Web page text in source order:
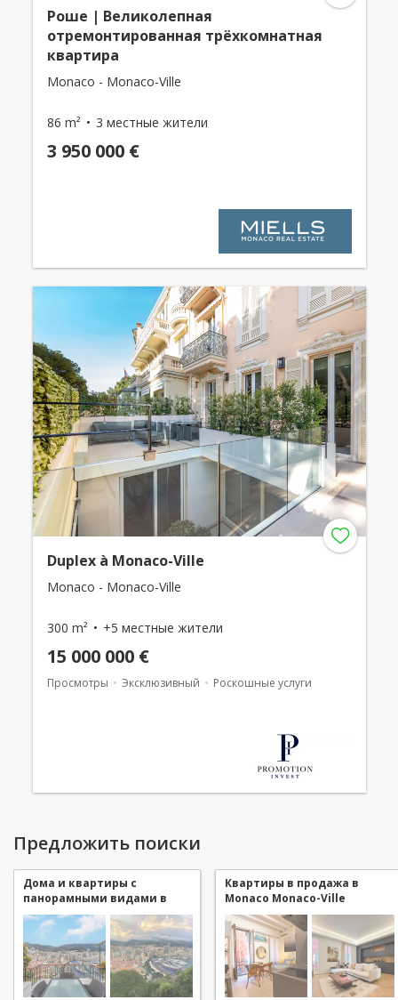
Роше | Великолепная
отремонтированная трёхкомнатная
квартира
Monaco - Monaco-Ville
86 m² 3 местные жители
3 950 000 €
Duplex à Monaco-Ville
Monaco - Monaco-Ville
300 m² +5 местные жители
15 000 000 €
Просмотры Эксклюзивный Роскошные услуги
Предложить поиски
Дома и квартиры с
панорамными видами в
продажа в Monaco Monaco-
Ville
Квартиры в продажа в
Monaco Monaco-Ville